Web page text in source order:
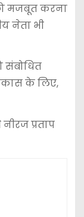
मजबूत करना
नेता भी
के लिए,
प्रताप